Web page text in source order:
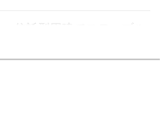
信託型円建てステーブル